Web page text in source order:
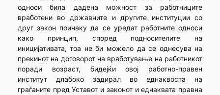
односи била дадена можност за работниците
вработени во државните и другите институции со
друг закон поинаку да се уредат работните односи
како принцип, според подносителите на
иницијативата, тоа не би можело да се однесува на
прекинот на договорот на вработување на работникот
поради возраст, бидејќи овој работно-правен
институт длабоко задирал во еднаквоста на
граѓаните пред Уставот и законот и еднаквата правна